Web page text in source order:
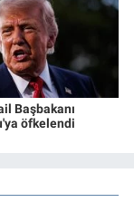
Başbakanı
öfkelendi